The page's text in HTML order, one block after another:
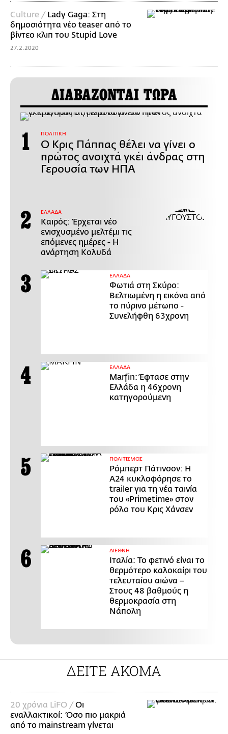
Culture / Lady Gaga: Στη
δημοσιότητα νέο teaser από το
βίντεο κλιπ του Stupid Love
27.2.2020
ΔΙΑΒΑΖΟΝΤΑΙ ΤΩΡΑ
ΠΟΛΙΤΙΚΗ
Ο Κρις Πάππας θέλει να γίνει ο
πρώτος ανοιχτά γκέι άνδρας στη
Γερουσία των ΗΠΑ
ΕΛΛΑΔΑ
Καιρός: Έρχεται νέο
ενισχυσμένο μελτέμι τις
επόμενες ημέρες - Η
ανάρτηση Κολυδά
ΕΛΛΑΔΑ
Φωτιά στη Σκύρο:
Βελτιωμένη η εικόνα από
το πύρινο μέτωπο -
Συνελήφθη 63χρονη
ΕΛΛΑΔΑ
Marfin: Έφτασε στην
Ελλάδα η 46χρονη
κατηγορούμενη
ΠΟΛΙΤΙΣΜΟΣ
Ρόμπερτ Πάτινσον: Η
Α24 κυκλοφόρησε το
trailer για τη νέα ταινία
του «Primetime» στον
ρόλο του Κρις Χάνσεν
ΔΙΕΘΝΗ
Ιταλία: Το φετινό είναι το
θερμότερο καλοκαίρι του
τελευταίου αιώνα –
Στους 48 βαθμούς η
θερμοκρασία στη
Νάπολη
ΔΕΙΤΕ ΑΚΟΜΑ
20 χρόνια LiFO /Οι
εναλλακτικοί: Όσο πιο μακριά
από το mainstream γίνεται